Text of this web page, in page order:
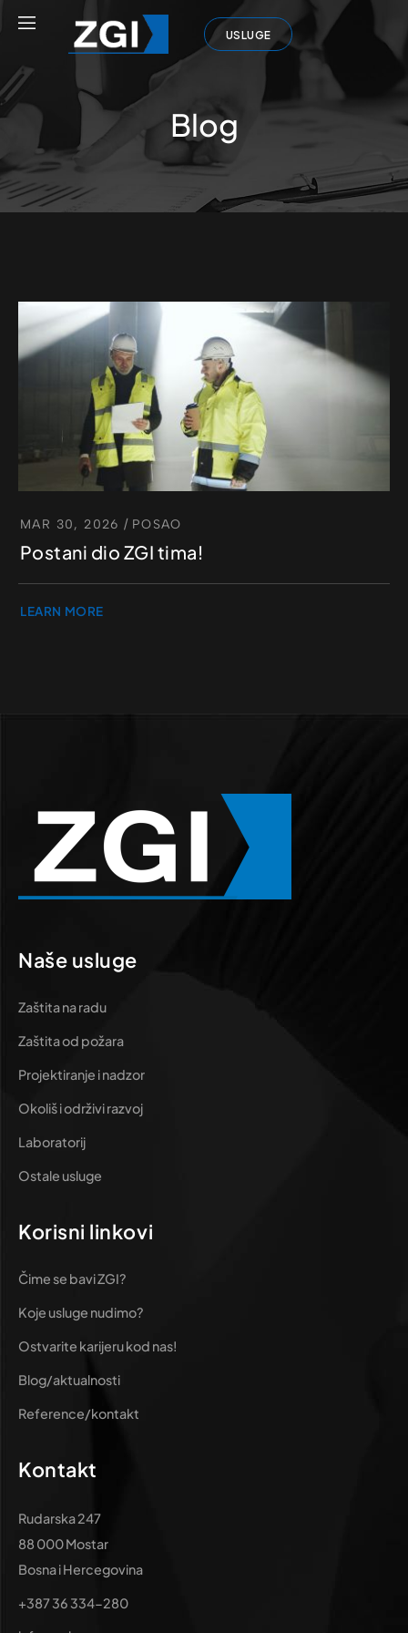
USLUGE
Blog
MAR 30, 2026 / POSAO
Postani dio ZGI tima!
LEARN MORE
Naše usluge
Zaštita na radu
Zaštita od požara
Projektiranje i nadzor
Okoliš i održivi razvoj
Laboratorij
Ostale usluge
Korisni linkovi
Čime se bavi ZGI?
Koje usluge nudimo?
Ostvarite karijeru kod nas!
Blog/aktualnosti
Reference/kontakt
Kontakt
Rudarska 247
88 000 Mostar
Bosna i Hercegovina
+387 36 334-280